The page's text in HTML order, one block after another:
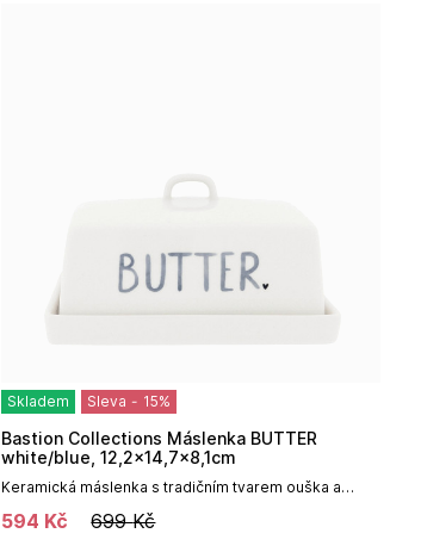
Skladem Sleva - 15%
Keramická máslenka s tradičním tvarem ouška a
srdíčkem od holandské firmy Bastion...
Bastion Collections Máslenka BUTTER
white/blue, 12,2x14,7x8,1cm
594 Kč 699Kč